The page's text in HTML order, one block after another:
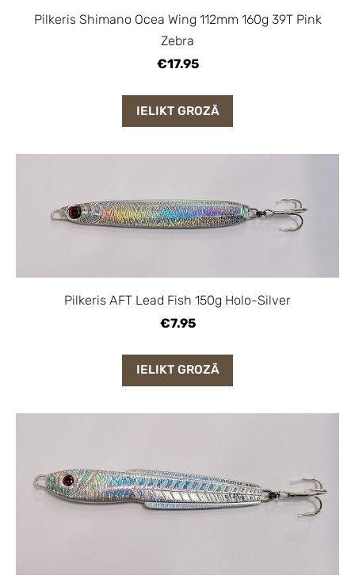
Pilkeris Shimano Ocea Wing 112mm 160g 39T Pink
Zebra
€17.95
IELIKT GROZĀ
Pilkeris AFT Lead Fish 150g Holo-Silver
€7.95
IELIKT GROZĀ